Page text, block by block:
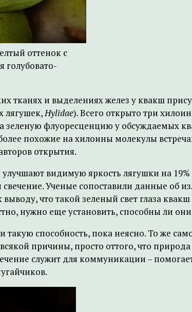
оттенок с
голубовато-
тканях и выделениях желез у квакш
лягушек,Hylidae). Всего открыто три
зеленую флуоресценцию у обсуждаемых
похожие на хилоины молекулы
открытия.
видимую яркость лягушки на
Ученые сопоставили данные об
что такой зеленый свет глаза
нужно еще установить, способны ли
такую способность, пока неясно. То же
причины, просто оттого, что
служит для коммуникации –